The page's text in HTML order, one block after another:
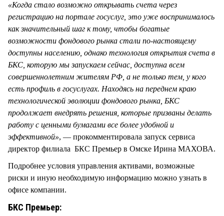
«Когда стало возможно открывать счета через
регистрацию на портале госуслуг, это уже воспринималось
как значительный шаг к тому, чтобы богатые
возможности фондового рынка стали по-настоящему
доступны населению, однако технология открытия счета в
БКС, которую мы запускаем сейчас, доступна всем
совершеннолетним жителям РФ, а не только тем, у кого
есть профиль в госуслугах. Находясь на переднем краю
технологической эволюции фондового рынка, БКС
продолжает внедрять решения, которые призваны делать
работу с ценными бумагами все более удобной и
эффективной», — прокомментировала запуск сервиса
директор филиала БКС Премьер в Омске Ирина МАХОВА.
Подробнее условия управления активами, возможные
риски и иную необходимую информацию можно узнать в
офисе компании.
БКС Премьер: